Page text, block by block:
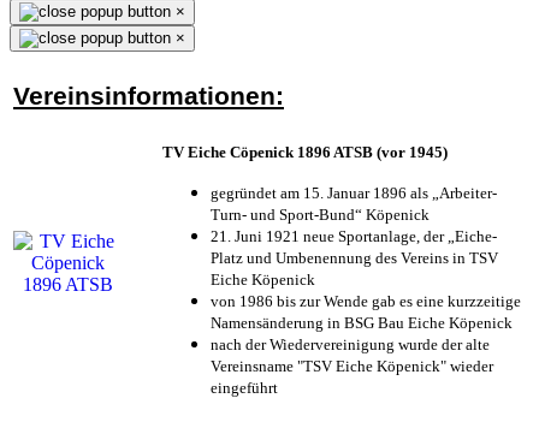
×
×
Vereinsinformationen:
TV Eiche Cöpenick 1896 ATSB (vor 1945)
gegründet am 15. Januar 1896 als „Arbeiter-
Turn- und Sport-Bund“ Köpenick
21. Juni 1921 neue Sportanlage, der „Eiche-
Platz und Umbenennung des Vereins in TSV
Eiche Köpenick
von 1986 bis zur Wende gab es eine kurzzeitige
Namensänderung in BSG Bau Eiche Köpenick
nach der Wiedervereinigung wurde der alte
Vereinsname "TSV Eiche Köpenick" wieder
eingeführt